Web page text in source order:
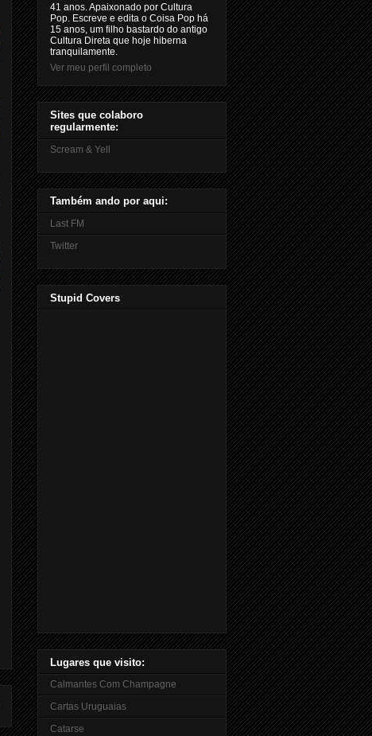
41 anos. Apaixonado por Cultura
Pop. Escreve e edita o Coisa Pop há
15 anos, um filho bastardo do antigo
Cultura Direta que hoje hiberna
tranquilamente.
Ver meu perfil completo
Sites que colaboro
regularmente:
Scream & Yell
Também ando por aqui:
Last FM
Twitter
Stupid Covers
Lugares que visito:
Calmantes Com Champagne
Cartas Uruguaias
Catarse